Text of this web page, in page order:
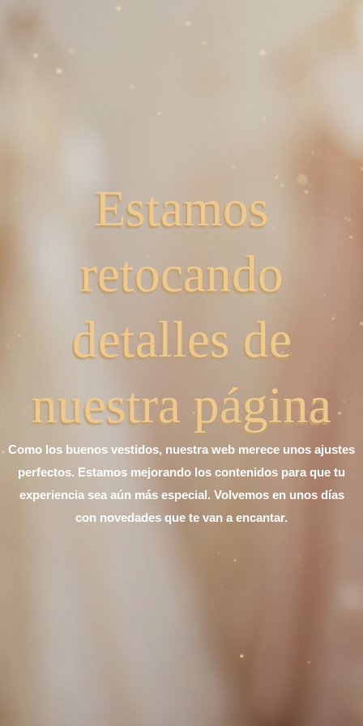
Estamos
retocando
detalles de
nuestra página
Como los buenos vestidos, nuestra web merece unos ajustes
perfectos. Estamos mejorando los contenidos para que tu
experiencia sea aún más especial. Volvemos en unos días
con novedades que te van a encantar.